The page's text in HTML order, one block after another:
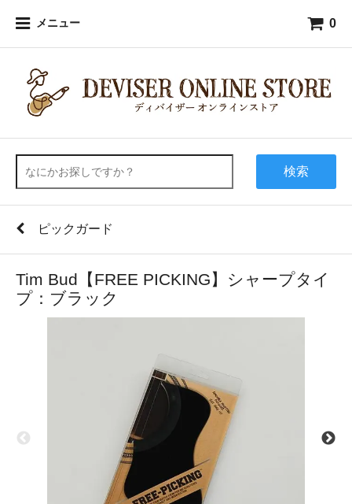
メニュー 0
検索
ピックガード
Tim Bud【FREE PICKING】シャープタイ
プ：ブラック